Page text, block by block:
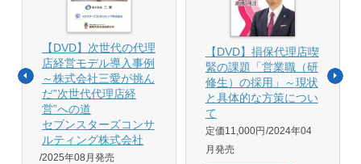
【DVD】次世代の代理
店経営モデル導入事例
～株式会社三愛が挑ん
だ”次世代代理店経
営”への道
セブンスターズコンサ
ルティング株式会社
2025年08月発売
【DVD】損保代理店喫
緊の課題「営業職（研
修生）の採用」～現状
と具体的な方策につい
て
定価11,000円 2024年04
月発売